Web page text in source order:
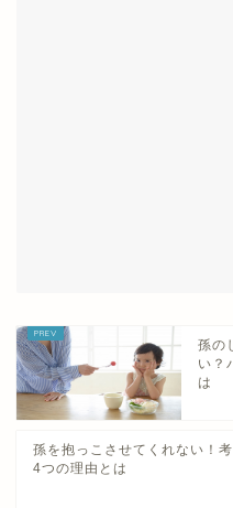
孫の
い？
は
孫を抱っこさせてくれない！
4つの理由とは